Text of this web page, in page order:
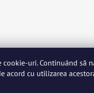
cookie-uri. Continuând să
acord cu utilizarea
English Deutsch
Română Italiano Español